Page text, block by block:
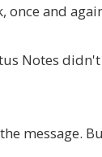
once and
Notes
message.